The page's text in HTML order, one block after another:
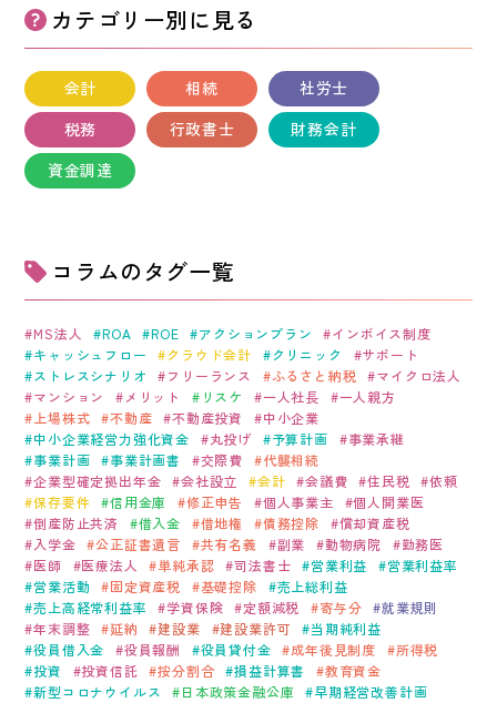
カテゴリー別 に見る
会計 相続
社労士
税務
行政書士
財務会計
資金調達
コラムの タグ一覧
MS法人 ROA ROE アクションプラン
インボイス制度
キャッシュフロー
クラウド会計 クリニック
サポート
ストレスシナリオ
フリーランス ふるさと納税
マイクロ法人
マンション
メリット リスケ 一人社長
一人親方
上場株式
不動産 不動産投資
中小企業
中小企業経営力強化資金
丸投げ 予算計画
事業承継
事業計画
事業計画書 交際費
代襲相続
企業型確定拠出年金
会社設立 会計 会議費 住民税
依頼
保存要件
信用金庫 修正申告 個人事業主
個人開業医
倒産防止共済
借入金 借地権 債務控除
償却資産税
入学金
公正証書遺言 共有名義 副業 動物病院
勤務医
医師
医療法人 単純承認 司法書士 営業利益
営業利益率
営業活動
固定資産税 基礎控除
売上総利益
売上高経常利益率
学資保険 定額減税 寄与分
就業規則
年末調整
延納 建設業 建設業許可
当期純利益
役員借入金
役員報酬 役員貸付金 成年後見制度
所得税
投資
投資信託 按分割合 損益計算書
教育資金
新型コロナウイルス
日本政策金融公庫
早期経営改善計画